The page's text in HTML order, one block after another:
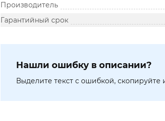
Производитель
Гарантийный срок
Нашли ошибку в описании?
Выделите текст с ошибкой, скопируйте